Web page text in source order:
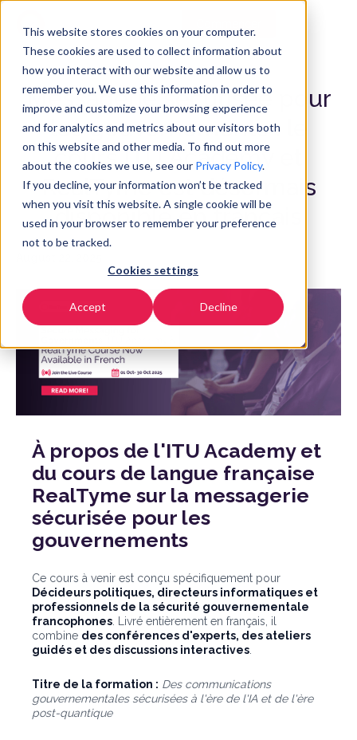
This website stores cookies on your computer.
These cookies are used to collect information about
how you interact with our website and allow us to
remember you. We use this information in order to
improve and customize your browsing experience
and for analytics and metrics about our visitors both
on this website and other media. To find out more
about the cookies we use, see our Privacy Policy.
If you decline, your information won’t be tracked
when you visit this website. A single cookie will be
used in your browser to remember your preference
not to be tracked.
Cookies settings
Accept Decline
Messagerie sécurisée pour
les gouvernements : le
cours ITU Academy et
RealTyme est désormais
disponible en français
À propos de l'ITU Academy et
du cours de langue française
RealTyme sur la messagerie
sécurisée pour les
gouvernements
Ce cours à venir est conçu spécifiquement pour
Décideurs politiques, directeurs informatiques et
professionnels de la sécurité gouvernementale
francophones . Livré entièrement en français, il
combine des conférences d'experts, des ateliers
guidés et des discussions interactives
Titre de la formation : Des communications
gouvernementales sécurisées à l'ère de l'IA et de l'ère
post-quantique